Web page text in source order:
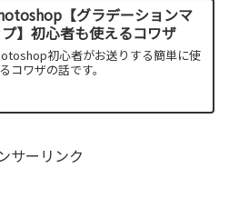
【グラデーションマ
プ】初心者も使えるコワザ
初心者がお送りする簡単に使
コワザの話です。
サーリンク